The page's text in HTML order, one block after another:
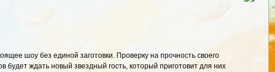
шоу без единой заготовки. Проверку на прочность своего
ждать новый звездный гость, который приготовит для них